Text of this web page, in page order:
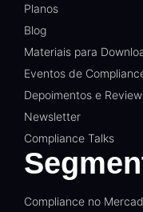
Planos
Blog
Materiais para
Eventos de
Depoimentos e
Newsletter
Compliance Talks
Compliance no